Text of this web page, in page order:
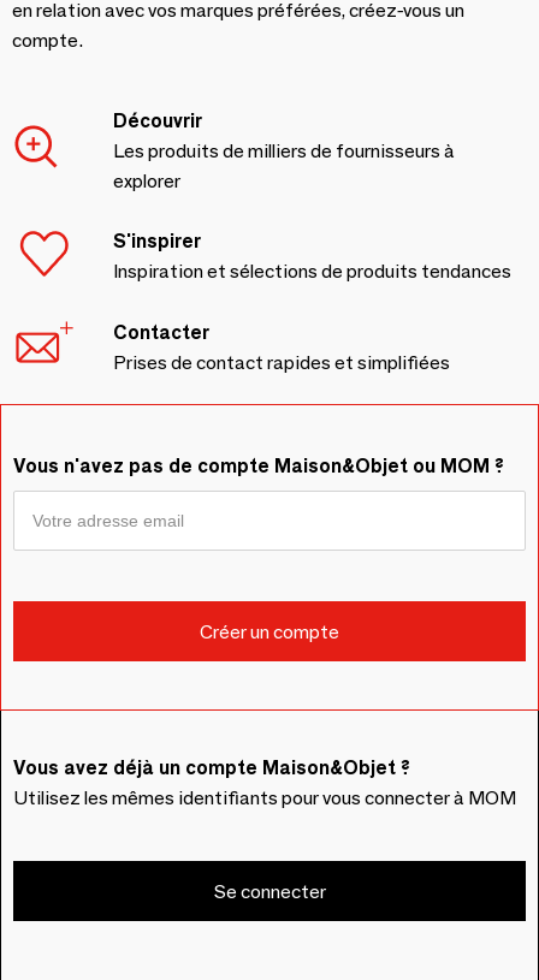
en relation avec vos marques préférées, créez-vous un
compte.
Découvrir
Les produits de milliers de fournisseurs à
explorer
S'inspirer
Inspiration et sélections de produits tendances
Contacter
Prises de contact rapides et simplifiées
Vous n'avez pas de compte Maison&Objet ou MOM ?
Vous avez déjà un compte Maison&Objet ?
Utilisez les mêmes identifiants pour vous connecter à MOM
Se connecter